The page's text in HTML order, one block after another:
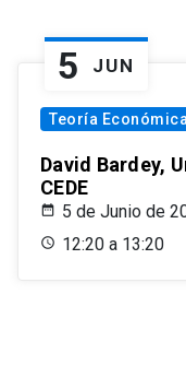
5 JUN
Teoría Económica
David Bardey,
CEDE
5 de Junio de
12:20 a 13:20